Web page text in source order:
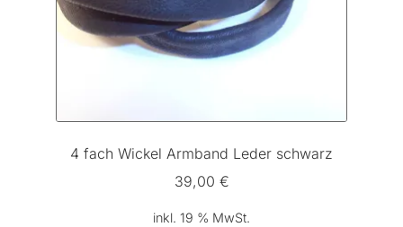
4 fach Wickel Armband Leder schwarz
39,00 €
inkl. 19 % MwSt.